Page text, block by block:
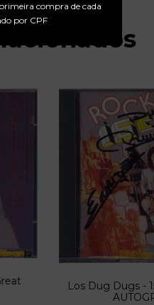
compra de cada
por CPF
Los Dug Dugs -